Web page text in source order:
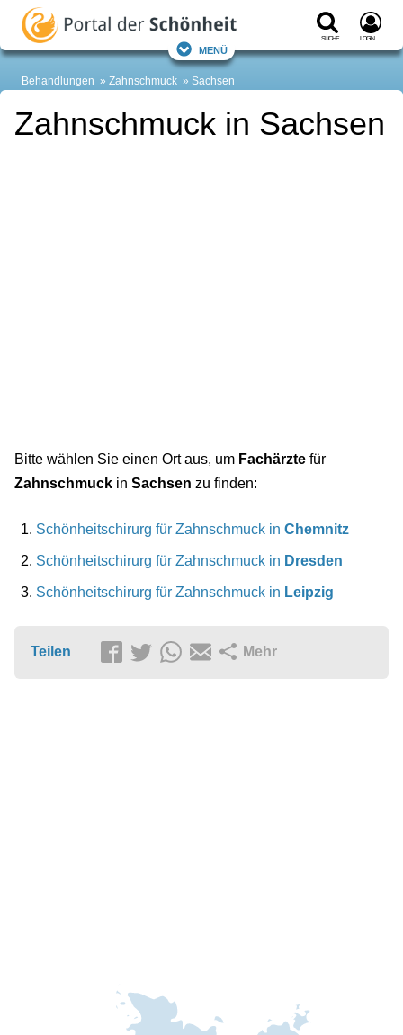
Suche Login
Menü
Behandlungen Zahnschmuck Sachsen
Zahnschmuck in Sachsen
Bitte wählen Sie einen Ort aus, um Fachärzte für
Zahnschmuck in Sachsen zu finden:
Schönheitschirurg für Zahnschmuck in Chemnitz
Schönheitschirurg für Zahnschmuck in Dresden
Schönheitschirurg für Zahnschmuck in Leipzig
Teilen Mehr